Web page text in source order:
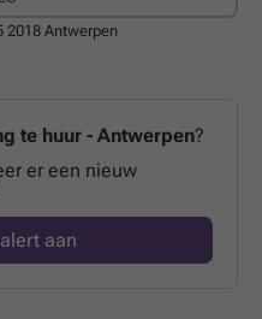
2018 Antwerpen
te huur - Antwerpen?
er een nieuw
aan